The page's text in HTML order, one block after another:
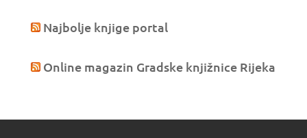
Najbolje knjige portal
Online magazin Gradske knjižnice Rijeka